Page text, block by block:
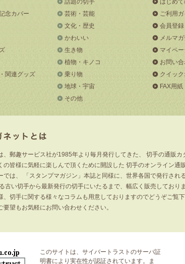
念カバー
関連グッズ
話題の切手
芸術・芸能
文化・歴史
かわいい
生き物
植物・キノコ
乗り物
地球・宇宙
その他
はじめ
ご利用
会員登録
メルマ
マイペー
お問い
クイッ
FAX用紙
、郵趣サービス社が1985年より毎月発行してきた、 切手の通販カ
の皆様に気軽に楽しんで頂くために開設した 切手のオンライン通
では、 「スタンプマガジン」本誌と同様に、世界各国で発行され
古い切手から最新発行の切手にいたるまで、幅広く販売しており
、切手に関する様々なコラムも用意しておりますのでどうぞご覧
要望もお気軽にお問い合わせください。
このサイトは、サイバートラストのサーバ証
明書により実在性が認証されています。ま